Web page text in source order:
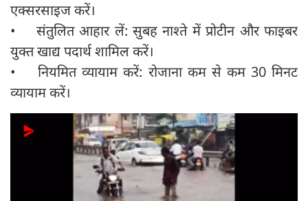
एक्सरसाइज करें।
• संतुलित आहार लें: सुबह नाश्ते में प्रोटीन और फाइबर
युक्त खाद्य पदार्थ शामिल करें।
• नियमित व्यायाम करें: रोजाना कम से कम 30 मिनट
व्यायाम करें।